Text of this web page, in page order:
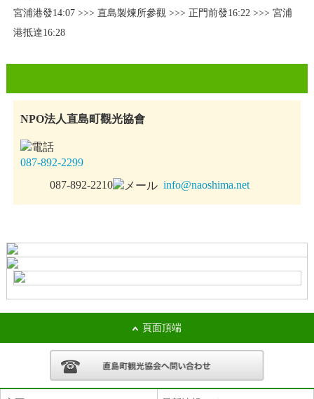
宮浦港發14:07 >>> 直島製煉所參觀 >>> 正門前發16:22 >>> 宮浦
港抵達16:28
NPO法人直島町觀光協會
087-892-2299
087-892-2210
info@naoshima.net
頁面頂端